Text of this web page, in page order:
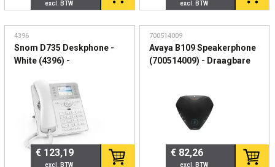
4396
Snom D735 Deskphone -
White (4396) -
met kleurendisplay en USB
€ 123,19
700514009
Avaya B109 Speakerphone
(700514009) - Draagbare
€ 82,26